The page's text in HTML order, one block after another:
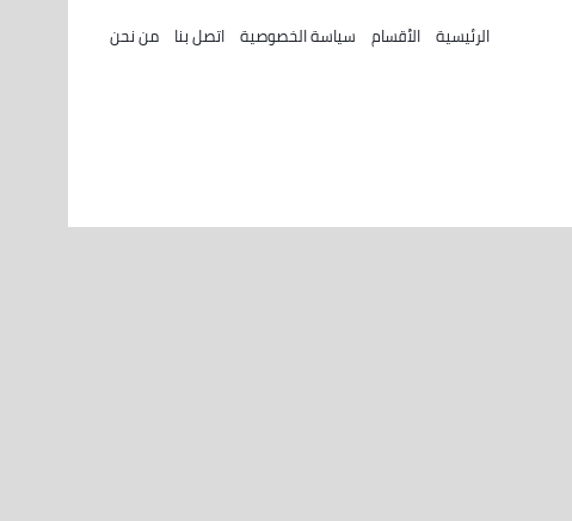
الرئيسية الأقسام سياسة الخصوصية اتصل بنا من نحن